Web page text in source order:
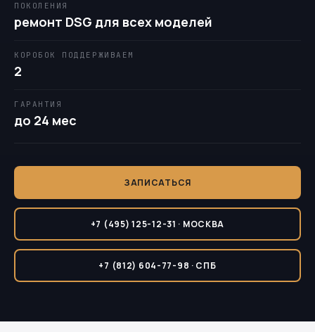
ПОКОЛЕНИЯ
ремонт DSG для всех моделей
КОРОБОК ПОДДЕРЖИВАЕМ
2
ГАРАНТИЯ
до 24 мес
ЗАПИСАТЬСЯ
+7 (495) 125-12-31 · МОСКВА
+7 (812) 604-77-98 · СПБ